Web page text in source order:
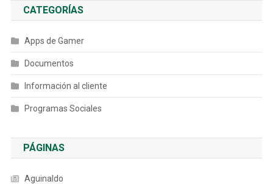
CATEGORÍAS
Apps de Gamer
Documentos
Información al cliente
Programas Sociales
PÁGINAS
Aguinaldo